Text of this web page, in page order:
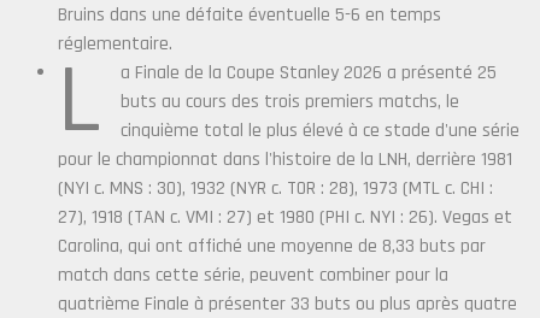
Bruins dans une défaite éventuelle 5-6 en temps
réglementaire.
L
a Finale de la Coupe Stanley 2026 a présenté 25
buts au cours des trois premiers matchs, le
cinquième total le plus élevé à ce stade d'une série
pour le championnat dans l'histoire de la LNH, derrière 1981
(NYI c. MNS : 30), 1932 (NYR c. TOR : 28), 1973 (MTL c. CHI :
27), 1918 (TAN c. VMI : 27) et 1980 (PHI c. NYI : 26). Vegas et
Carolina, qui ont affiché une moyenne de 8,33 buts par
match dans cette série, peuvent combiner pour la
quatrième Finale à présenter 33 buts ou plus après quatre